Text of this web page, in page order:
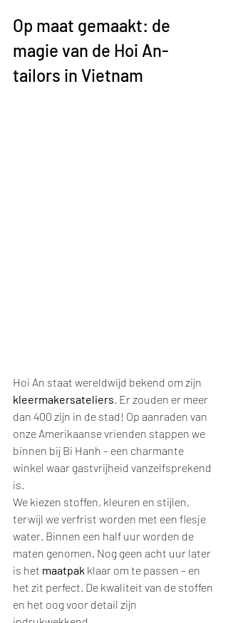
Op maat gemaakt: de
magie van de Hoi An-
tailors in Vietnam
Hoi An staat wereldwijd bekend om zijn
kleermakersateliers. Er zouden er meer
dan 400 zijn in de stad! Op aanraden van
onze Amerikaanse vrienden stappen we
binnen bij Bi Hanh – een charmante
winkel waar gastvrijheid vanzelfsprekend
is.
We kiezen stoffen, kleuren en stijlen,
terwijl we verfrist worden met een flesje
water. Binnen een half uur worden de
maten genomen. Nog geen acht uur later
is het maatpak klaar om te passen – en
het zit perfect. De kwaliteit van de stoffen
en het oog voor detail zijn